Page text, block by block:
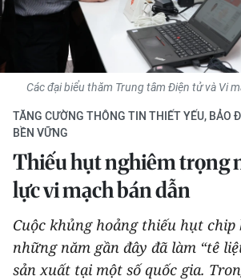
DU LỊCH
THẾ GIỚI
THỂ THAO
GIÁO DỤC
Y TẾ
KHOA HỌC - CÔNG NGHỆ
Các đại biểu thăm Trung tâm Điện tử và Vi
TĂNG CƯỜNG THÔNG TIN THIẾT YẾU, BẢO
BỀN VỮNG
Thiếu hụt nghiêm trọng
lực vi mạch bán dẫn
Cuộc khủng hoảng thiếu hụt
những năm gần đây đã làm “tê
sản xuất tại một số quốc gia.